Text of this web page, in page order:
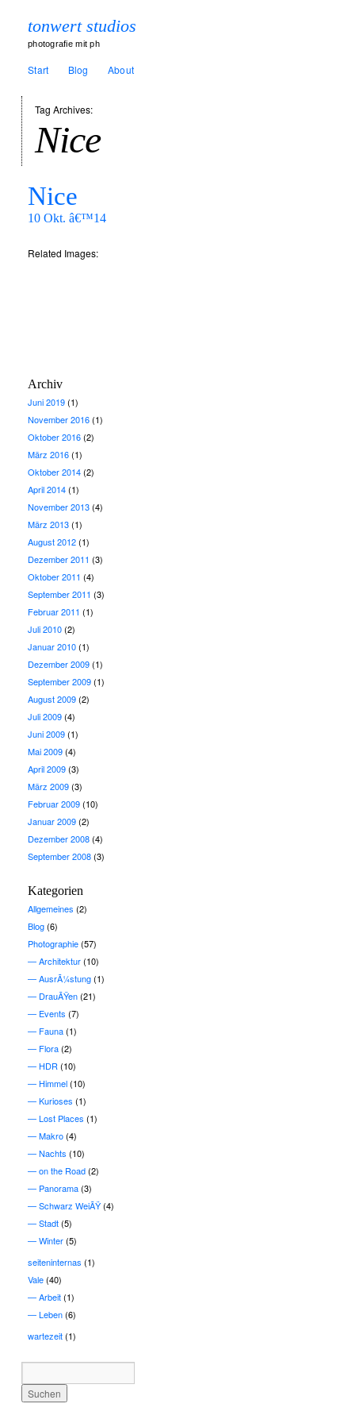
tonwert studios
photografie mit ph
Start Blog About
Tag Archives:
Nice
Nice
10 Okt. â€™14
Related Images:
Archiv
Juni 2019(1)
November 2016(1)
Oktober 2016(2)
März 2016(1)
Oktober 2014(2)
April 2014(1)
November 2013(4)
März 2013(1)
August 2012(1)
Dezember 2011 (3)
Oktober 2011 (4)
September 2011 (3)
Februar 2011 (1)
Juli 2010(2)
Januar 2010(1)
Dezember 2009(1)
September 2009(1)
August 2009(2)
Juli 2009(4)
Juni 2009(1)
Mai 2009(4)
April 2009(3)
März 2009(3)
Februar 2009(10)
Januar 2009(2)
Dezember 2008(4)
September 2008(3)
Kategorien
Allgemeines (2)
Blog(6)
Photographie(57)
Architektur(10)
AusrÃ¼stung(1)
DrauÃŸen(21)
Events (7)
Fauna(1)
Flora(2)
HDR (10)
Himmel(10)
Kurioses (1)
Lost Places (1)
Makro(4)
Nachts (10)
on the Road(2)
Panorama(3)
Schwarz WeiÃŸ(4)
Stadt(5)
Winter(5)
seiteninternas (1)
Vale(40)
Arbeit(1)
Leben(6)
wartezeit(1)